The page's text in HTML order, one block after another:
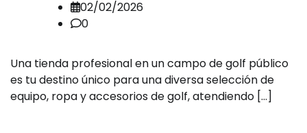
02/02/2026
0
Una tienda profesional en un campo de golf público
es tu destino único para una diversa selección de
equipo, ropa y accesorios de golf, atendiendo […]